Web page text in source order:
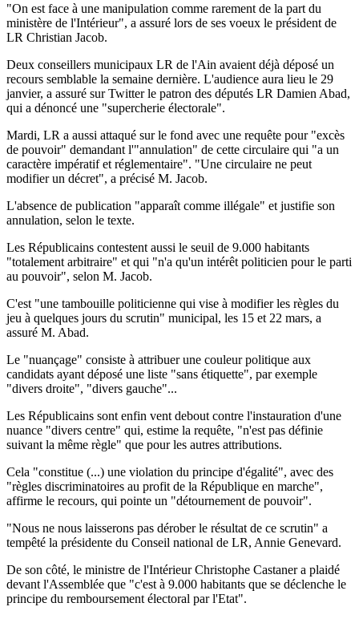
"On est face à une manipulation comme rarement de la part du
ministère de l'Intérieur", a assuré lors de ses voeux le président de
LR Christian Jacob.
Deux conseillers municipaux LR de l'Ain avaient déjà déposé un
recours semblable la semaine dernière. L'audience aura lieu le 29
janvier, a assuré sur Twitter le patron des députés LR Damien Abad,
qui a dénoncé une "supercherie électorale".
Mardi, LR a aussi attaqué sur le fond avec une requête pour "excès
de pouvoir" demandant l'"annulation" de cette circulaire qui "a un
caractère impératif et réglementaire". "Une circulaire ne peut
modifier un décret", a précisé M. Jacob.
L'absence de publication "apparaît comme illégale" et justifie son
annulation, selon le texte.
Les Républicains contestent aussi le seuil de 9.000 habitants
"totalement arbitraire" et qui "n'a qu'un intérêt politicien pour le parti
au pouvoir", selon M. Jacob.
C'est "une tambouille politicienne qui vise à modifier les règles du
jeu à quelques jours du scrutin" municipal, les 15 et 22 mars, a
assuré M. Abad.
Le "nuançage" consiste à attribuer une couleur politique aux
candidats ayant déposé une liste "sans étiquette", par exemple
"divers droite", "divers gauche"...
Les Républicains sont enfin vent debout contre l'instauration d'une
nuance "divers centre" qui, estime la requête, "n'est pas définie
suivant la même règle" que pour les autres attributions.
Cela "constitue (...) une violation du principe d'égalité", avec des
"règles discriminatoires au profit de la République en marche",
affirme le recours, qui pointe un "détournement de pouvoir".
"Nous ne nous laisserons pas dérober le résultat de ce scrutin" a
tempêté la présidente du Conseil national de LR, Annie Genevard.
De son côté, le ministre de l'Intérieur Christophe Castaner a plaidé
devant l'Assemblée que "c'est à 9.000 habitants que se déclenche le
principe du remboursement électoral par l'Etat".